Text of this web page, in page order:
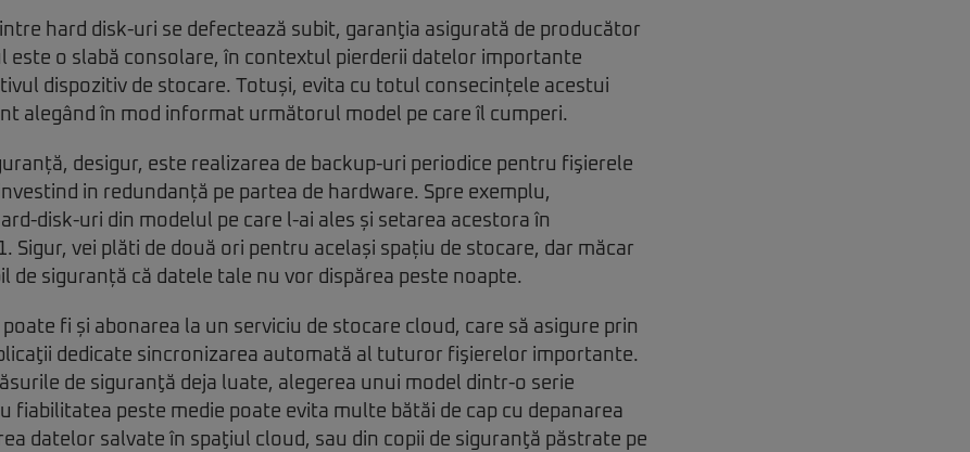
hard disk-uri se defectează subit, garanţia asigurată de producător
este o slabă consolare, în contextul pierderii datelor importante
dispozitiv de stocare. Totuși, evita cu totul consecințele acestui
alegând în mod informat următorul model pe care îl cumperi.
desigur, este realizarea de backup-uri periodice pentru fişierele
in redundanță pe partea de hardware. Spre exemplu,
disk-uri din modelul pe care l-ai ales și setarea acestora în
Sigur, vei plăti de două ori pentru același spațiu de stocare, dar măcar
de siguranță că datele tale nu vor dispărea peste noapte.
fi și abonarea la un serviciu de stocare cloud, care să asigure prin
dedicate sincronizarea automată al tuturor fişierelor importante.
de siguranţă deja luate, alegerea unui model dintr-o serie
fiabilitatea peste medie poate evita multe bătăi de cap cu depanarea
datelor salvate în spaţiul cloud, sau din copii de siguranţă păstrate pe